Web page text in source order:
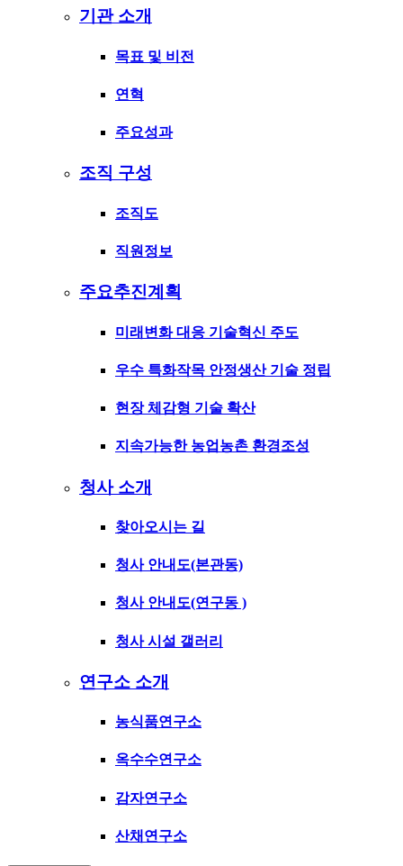
기관 소개
목표 및 비전
연혁
주요성과
조직 구성
조직도
직원정보
주요추진계획
미래변화 대응 기술혁신 주도
우수 특화작목 안정생산 기술 정립
현장 체감형 기술 확산
지속가능한 농업농촌 환경조성
청사 소개
찾아오시는 길
청사 안내도(본관동)
청사 안내도(연구동 )
청사 시설 갤러리
연구소 소개
농식품연구소
옥수수연구소
감자연구소
산채연구소